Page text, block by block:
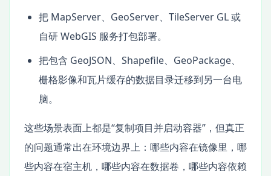
把 MapServer、GeoServer、TileServer GL 或
自研 WebGIS 服务打包部署。
把包含 GeoJSON、Shapefile、GeoPackage、
栅格影像和瓦片缓存的数据目录迁移到另一台电
脑。
这些场景表面上都是“复制项目并启动容器”，但真正
的问题通常出在环境边界上：哪些内容在镜像里，哪
些内容在宿主机，哪些内容在数据卷，哪些内容依赖